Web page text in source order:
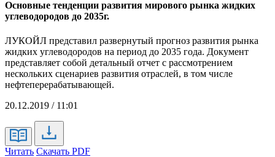
Основные тенденции развития мирового рынка жидких
углеводородов до 2035г.
ЛУКОЙЛ представил развернутый прогноз развития рынка
жидких углеводородов на период до 2035 года. Документ
представляет собой детальный отчет с рассмотрением
нескольких сценариев развития отраслей, в том числе
нефтеперерабатывающей.
20.12.2019 / 11:01
Читать Скачать PDF